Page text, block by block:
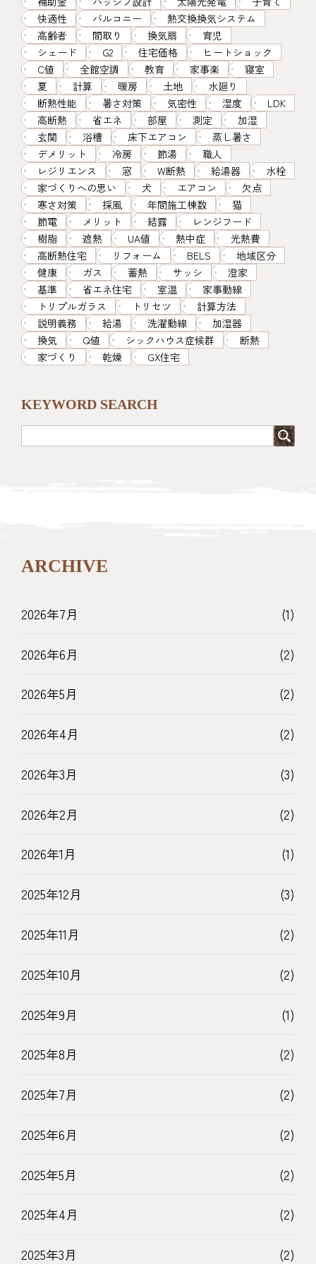
快適性
バルコニー
熱交換換気システム
高齢者
間取り 換気扇
育児
シェード
G2 住宅価格
ヒートショック
C値
全館空調 教育 家事楽
寝室
夏
計算 暖房 土地
水廻り
断熱性能
暑さ対策 気密性 湿度
LDK
高断熱
省エネ 部屋 測定
加湿
玄関
浴槽 床下エアコン
蒸し暑さ
デメリット
冷房 節湯
職人
レジリエンス
窓 W断熱 給湯器
水栓
家づくりへの思い
犬 エアコン
欠点
寒さ対策
採風 年間施工棟数
猫
節電
メリット 結露
レンジフード
樹脂
遮熱 UA値 熱中症
光熱費
高断熱住宅
リフォーム BELS
地域区分
健康
ガス 蓄熱 サッシ
澄家
基準
省エネ住宅 室温
家事動線
トリプルガラス
トリセツ
計算方法
説明義務
給湯 洗濯動線
加湿器
換気
Q値 シックハウス症候群
断熱
家づくり
乾燥 GX住宅
KEYWORD SEARCH
ARCHIVE
2026年7月 (1)
2026年6月 (2)
2026年5月 (2)
2026年4月 (2)
2026年3月 (3)
2026年2月 (2)
2026年1月 (1)
2025年12月 (3)
2025年11月 (2)
2025年10月 (2)
2025年9月 (1)
2025年8月 (2)
2025年7月 (2)
2025年6月 (2)
2025年5月 (2)
2025年4月 (2)
2025年3月 (2)